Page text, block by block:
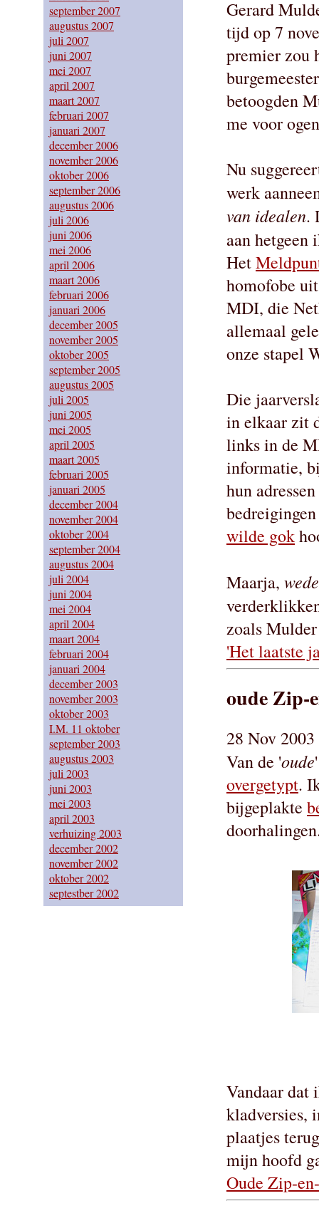
september 2007
augustus 2007
juli 2007
juni 2007
mei 2007
april 2007
maart 2007
februari 2007
januari 2007
december 2006
november 2006
oktober 2006
september 2006
augustus 2006
juli 2006
juni 2006
mei 2006
april 2006
maart 2006
februari 2006
januari 2006
december 2005
november 2005
oktober 2005
september 2005
augustus 2005
juli 2005
juni 2005
mei 2005
april 2005
maart 2005
februari 2005
januari 2005
december 2004
november 2004
oktober 2004
september 2004
augustus 2004
juli 2004
juni 2004
mei 2004
april 2004
maart 2004
februari 2004
januari 2004
december 2003
november 2003
oktober 2003
I.M. 11 oktober
september 2003
augustus 2003
juli 2003
juni 2003
mei 2003
april 2003
verhuizing 2003
december 2002
november 2002
oktober 2002
septestber 2002
Gerard
tijd op 7
premier zou
betoogden
me voor
Nu
werk
van idealen.
aan
Het
homofobe
MDI, die
allemaal
onze stapel
Die
in elkaar zit
links in de
informatie,
hun
wilde gok
Maarja,
zoals
'Het laatste
oude Zip-
28 Nov
Van de 'oude
overgetypt.
bijgeplakte
Vandaar dat
kladversies,
plaatjes
mijn hoofd
Oude Zip-